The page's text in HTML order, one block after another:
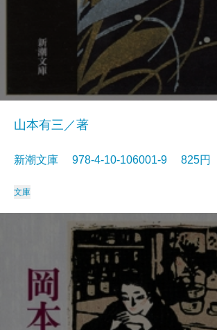
山本有三／著
新潮文庫 978-4-10-106001-9 825円
文庫